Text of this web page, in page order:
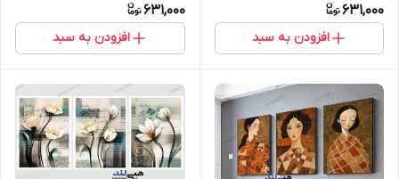
631,000
افزودن به سبد
631,000
افزودن به سبد